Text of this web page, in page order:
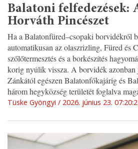
Balatoni felfedezések:
Horváth Pincészet
Ha a Balatonfüred–csopaki borvidékről
automatikusan az olaszrizling, Füred és
szőlőtermesztés és a borkészítés
korig nyúlik vissza. A borvidék azonban
Zánkától egészen Balatonfőkajárig és
három hegyközség területét foglalva
Tüske Gyöngyi 2026. június 23.